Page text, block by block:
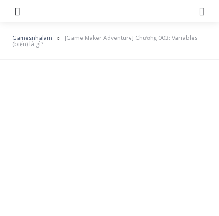
Gamesnhalam [Game Maker Adventure] Chương 003: Variables
(biến) là gì?